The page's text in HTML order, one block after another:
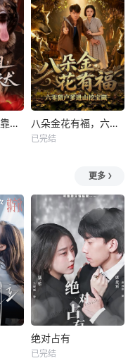
别惹大小姐，她靠山是哮天犬 八朵金花有福，六零猎户爹进山挖宝藏
已完结
更多
绝对占有
已完结